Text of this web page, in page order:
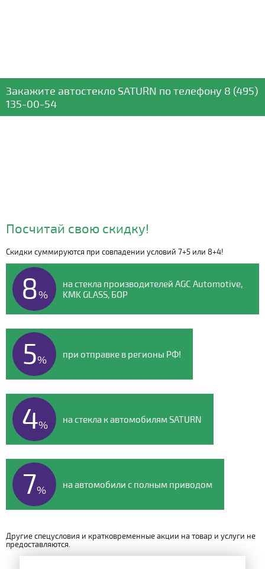
Закажите автостекло SATURN по телефону 8 (495)
135-00-54
Видео о компании
Посчитай свою скидку!
Скидки суммируются при совпадении условий 7+5 или 8+4!
8%
на стекла производителей AGC Automotive,
KMK GLASS, БОР
5% при отправке в регионы РФ!
4% на стекла к автомобилям SATURN
7% на автомобили с полным приводом
Другие спецусловия и кратковременные акции на товар и услуги не
предоставляются.